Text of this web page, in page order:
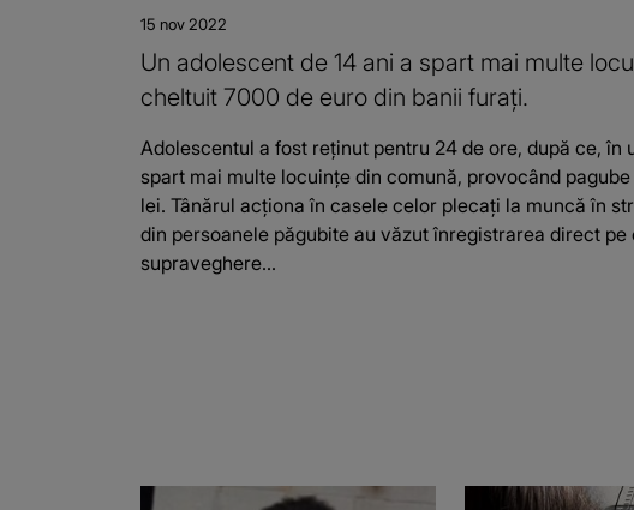
15 nov 2022
Un adolescent de 14 ani a spart mai multe
cheltuit 7000 de euro din banii furați.
Adolescentul a fost reținut pentru 24 de ore, după ce, în
spart mai multe locuințe din comună, provocând
lei. Tânărul acționa în casele celor plecați la muncă în
din persoanele păgubite au văzut înregistrarea direct pe
supraveghere...